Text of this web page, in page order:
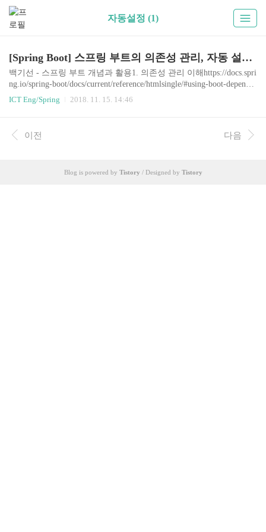
자동설정 (1)
[Spring Boot] 스프링 부트의 의존성 관리, 자동 설정, 내장 웹 서버
백기선 - 스프링 부트 개념과 활용1. 의존성 관리 이해https://docs.spri
ng.io/spring-boot/docs/current/reference/htmlsingle/#using-boot-depende
ncy-managementspring-boot-stater-* 의 부모인 spring-boot-stater-paren
t, 그리고 다시 그 parent의 부모인 spring-boot-dependencies 에 정의되
전에서 관리하는 의존성들이 정의 되어 있다.그렇기 때문에 우리는
각 스타터의 버전을 명시하지 않아도 되고, parent가 관리하는 버전
ICT Eng/Spring 2018. 11. 15. 14:46
이전 다음
Blog is powered by Tistory / Designed by Tistory